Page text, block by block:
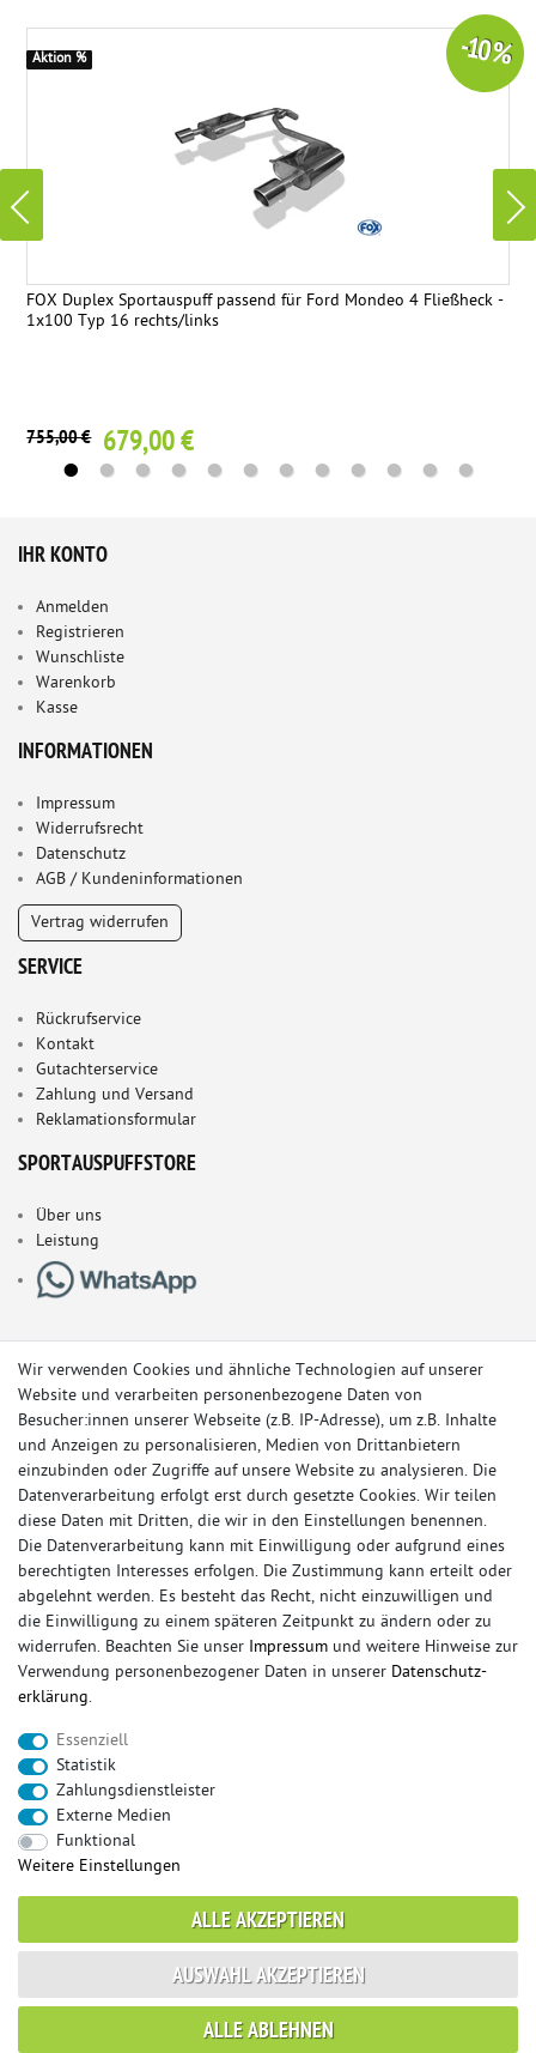
FOX Duplex Sportauspuff passend für Ford Mondeo 4 Fließheck -
1x100 Typ 16 rechts/links
755,00 € 679,00 €
-10 %
Aktion %
IHR KONTO
Anmelden
Registrieren
Wunschliste
Warenkorb
Kasse
INFORMATIONEN
Impressum
Widerrufsrecht
Datenschutz
AGB / Kundeninformationen
Vertrag widerrufen
SERVICE
Rückrufservice
Kontakt
Gutachterservice
Zahlung und Versand
Reklamationsformular
SPORTAUSPUFFSTORE
Über uns
Leistung
© Copyright 2026 Sportauspuff-Store.de - Alle Rechte vorbehalten.
Preisangaben inkl. gesetzlicher MwSt. und zzgl. Versandkosten
Das Internetportal für Sportendschalldämpfer, Komplettanlagen,
Rennsportanlagen, Sportendrohre, Universalteile, Fächerkrümmer,
Vorschalldämpfer, Sportkat, Ersatzrohr und Auspuffzubehör.
FOX, REMUS, FSW, FRIEDRICH MOTORSPORT, EISENMANN, ULTER
SPORT, NOVUS
sportauspuff sportkat
endrohr
downpipe
mittelschalldämpfer
fächerkrümmer
ulter
vorschalldämpfer
fsw
duplex milltek
entnehmen Sie bitte der Schaltfläche mit den Versandinformationen
Wir verwenden Cookies und ähnliche Technologien auf unserer
Website und verarbeiten personenbezogene Daten von
Besucher:innen unserer Webseite (z.B. IP-Adresse), um z.B. Inhalte
und Anzeigen zu personalisieren, Medien von Drittanbietern
einzubinden oder Zugriffe auf unsere Website zu analysieren. Die
Datenverarbeitung erfolgt erst durch gesetzte Cookies. Wir teilen
diese Daten mit Dritten, die wir in den Einstellungen benennen.
Die Datenverarbeitung kann mit Einwilligung oder aufgrund eines
berechtigten Interesses erfolgen. Die Zustimmung kann erteilt oder
abgelehnt werden. Es besteht das Recht, nicht einzuwilligen und
die Einwilligung zu einem späteren Zeitpunkt zu ändern oder zu
widerrufen. Beachten Sie unser Impressum und weitere Hinweise zur
Verwendung personenbezogener Daten in unserer Daten­schutz­
erklärung.
Essenziell
Statistik
Zahlungsdienstleister
Externe Medien
Funktional
Weitere Einstellungen
ALLE AKZEPTIEREN
ALLE ABLEHNEN
AUSWAHL AKZEPTIEREN